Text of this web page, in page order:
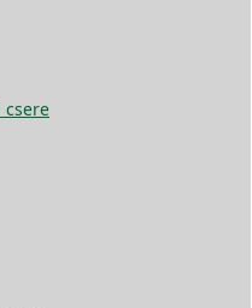
csere